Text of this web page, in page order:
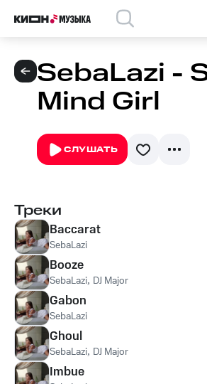
SebaLazi -
Mind Girl
СЛУШАТЬ
Треки
Baccarat
SebaLazi
Booze
SebaLazi, DJ Major
Gabon
SebaLazi
Ghoul
SebaLazi, DJ Major
Imbue